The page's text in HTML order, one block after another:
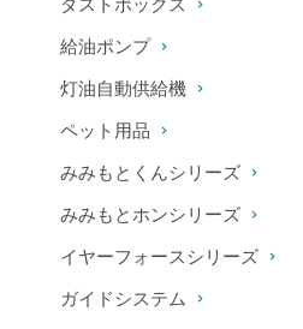
ダストボックス
給油ポンプ
灯油自動供給機
ペット用品
みみもとくんシリーズ
みみもとホンシリーズ
イヤーフォースシリーズ
ガイドシステム